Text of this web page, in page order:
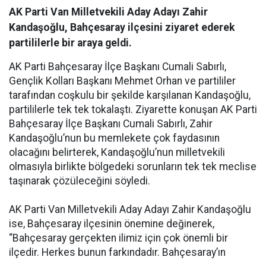
AK Parti Van Milletvekili Aday Adayı Zahir
Kandaşoğlu, Bahçesaray ilçesini ziyaret ederek
partililerle bir araya geldi.
AK Parti Bahçesaray İlçe Başkanı Cumali Sabırlı,
Gençlik Kolları Başkanı Mehmet Orhan ve partililer
tarafından coşkulu bir şekilde karşılanan Kandaşoğlu,
partililerle tek tek tokalaştı. Ziyarette konuşan AK Parti
Bahçesaray İlçe Başkanı Cumali Sabırlı, Zahir
Kandaşoğlu’nun bu memlekete çok faydasının
olacağını belirterek, Kandaşoğlu’nun milletvekili
olmasıyla birlikte bölgedeki sorunların tek tek meclise
taşınarak çözüleceğini söyledi.
AK Parti Van Milletvekili Aday Adayı Zahir Kandaşoğlu
ise, Bahçesaray ilçesinin önemine değinerek,
“Bahçesaray gerçekten ilimiz için çok önemli bir
ilçedir. Herkes bunun farkındadır. Bahçesaray’ın